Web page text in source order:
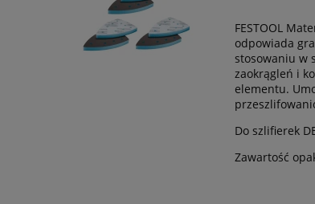
FESTOOL
odpowiada
stosowaniu w
zaokrągleń i
elementu.
Do szlifierek
Zawartość